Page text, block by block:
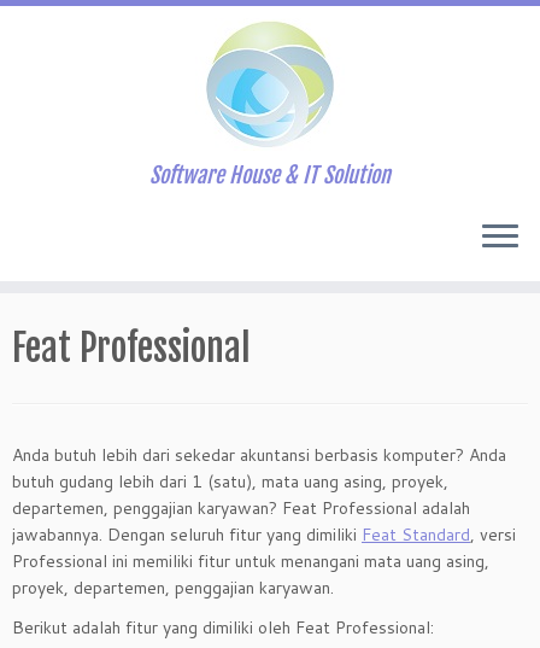
to
content
Software House & IT Solution
Feat Professional
Anda butuh lebih dari sekedar akuntansi berbasis komputer? Anda
butuh gudang lebih dari 1 (satu), mata uang asing, proyek,
departemen, penggajian karyawan? Feat Professional adalah
jawabannya. Dengan seluruh fitur yang dimiliki Feat Standard, versi
Professional ini memiliki fitur untuk menangani mata uang asing,
proyek, departemen, penggajian karyawan.
Berikut adalah fitur yang dimiliki oleh Feat Professional: